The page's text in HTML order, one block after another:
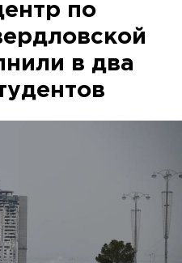
по
в два